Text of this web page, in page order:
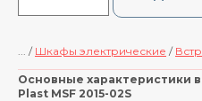
... / Шкафы электрические /
Основные характеристики
Plast MSF 2015-02S